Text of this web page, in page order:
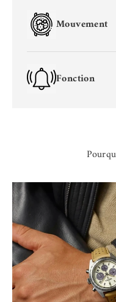
Mouvement
Fonction